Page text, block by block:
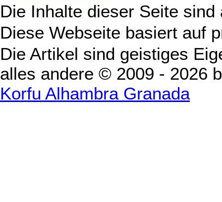
Die Inhalte dieser Seite
Diese Webseite basiert auf
Die Artikel sind geistiges
alles andere © 2009 - 2026
Korfu Alhambra Granada